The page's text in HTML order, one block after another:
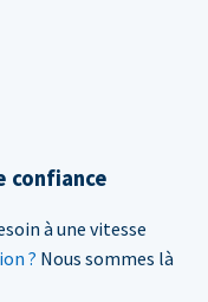
confiance
à une vitesse
? Nous sommes là